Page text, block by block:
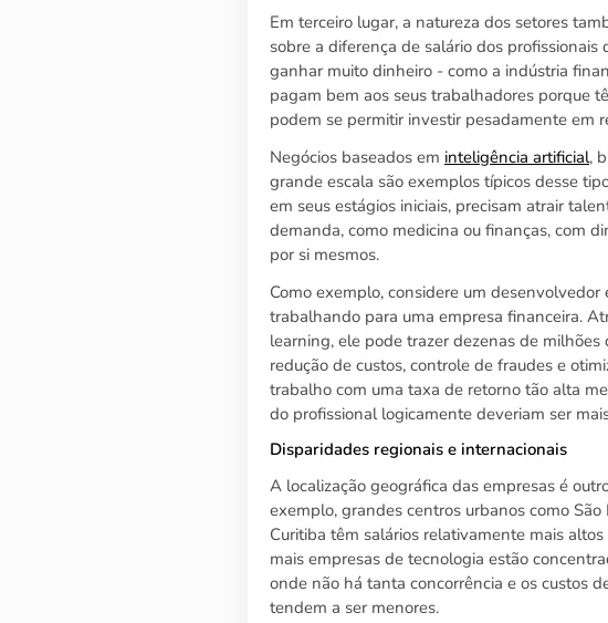
Em terceiro lugar, a natureza dos setores
sobre a diferença de salário dos
ganhar muito dinheiro - como a indústria
pagam bem aos seus trabalhadores porque
podem se permitir investir pesadamente em
Negócios baseados em inteligência artificial,
grande escala são exemplos típicos desse
em seus estágios iniciais, precisam atrair
demanda, como medicina ou finanças, com
por si mesmos.
Como exemplo, considere um
trabalhando para uma empresa financeira.
learning, ele pode trazer dezenas de
redução de custos, controle de fraudes e
trabalho com uma taxa de retorno tão alta
do profissional logicamente deveriam ser
Disparidades regionais e internacionais
A localização geográfica das empresas é
exemplo, grandes centros urbanos como
Curitiba têm salários relativamente mais
mais empresas de tecnologia estão
onde não há tanta concorrência e os custos
tendem a ser menores.